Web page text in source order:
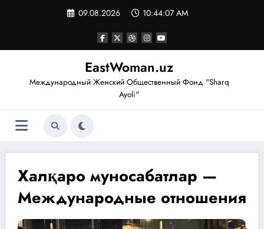
09.08.2026 10:44:08 AM
EastWoman.uz
Международный Женский Общественный Фонд "Sharq
Ayoli"
Халқаро муносабатлар —
Международные отношения